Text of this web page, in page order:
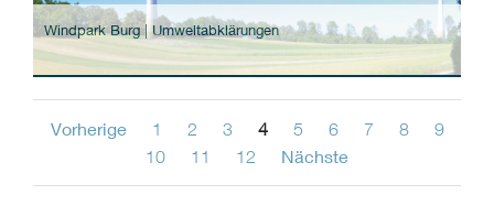
Windpark Burg | Umweltabklärungen
Vorherige 1 2 3 4 5 6 7 8
9
10
11 12 Nächste